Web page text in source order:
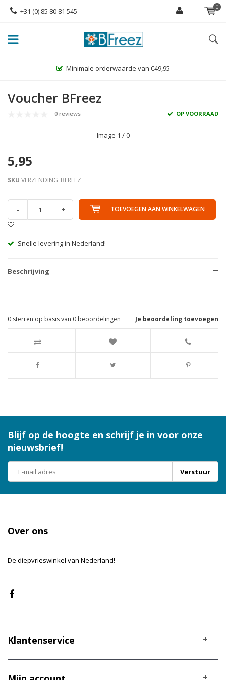
+31 (0) 85 80 81 545 0
Minimale orderwaarde van €49,95
Voucher BFreez
0 reviews OP VOORRAAD
Image 1 / 0
5,95
SKU VERZENDING_BFREEZ
- + TOEVOEGEN AAN WINKELWAGEN
Snelle levering in Nederland!
Beschrijving
Je beoordeling toevoegen
0 sterren op basis van 0 beoordelingen
Blijf op de hoogte en schrijf je in voor onze
nieuwsbrief!
Verstuur
Over ons
De diepvrieswinkel van Nederland!
Klantenservice